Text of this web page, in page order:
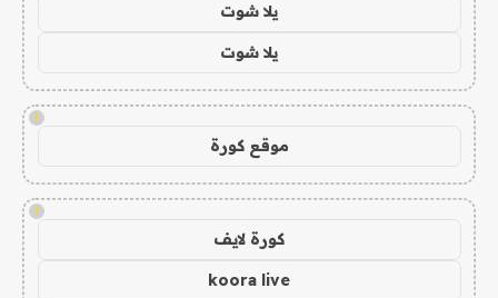
يلا شوت
يلا شوت
!
موقع كورة
!
كورة لايف
koora live